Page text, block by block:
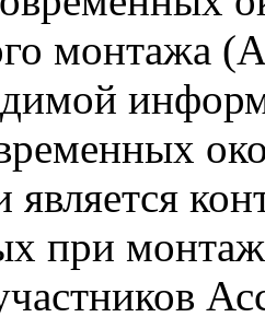
монтажа
является
при